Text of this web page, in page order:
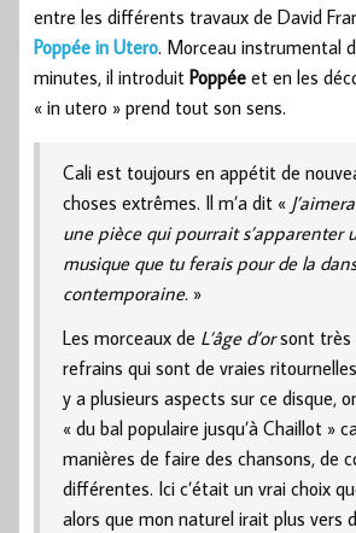
entre les différents travaux de David
Poppée in Utero. Morceau instrumental
minutes, il introduit Poppée et en les
« in utero » prend tout son sens.
Cali est toujours en appétit de
choses extrêmes. Il m’a dit «
une pièce qui pourrait s’apparenter
musique que tu ferais pour de la
contemporaine. »
Les morceaux de L’âge d’orsont très
refrains qui sont de vraies
y a plusieurs aspects sur ce disque,
« du bal populaire jusqu’à Chaillot »
manières de faire des chansons, de
différentes. Ici c’était un vrai choix
alors que mon naturel irait plus vers